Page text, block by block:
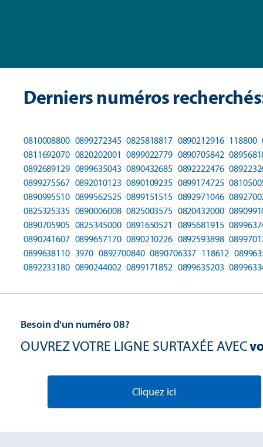
Derniers numéros
0810008800 0899272345 0825818817 0890212916 118800
0811692070 0820202001 0899022779 0890705842
0892689129 0899635043 0890432685 0892222476
0899275567 0892010123 0890109235 0899174725
0890995510 0899562525 0899151515 0892971046
0825325335 0890006008 0825003575 0820432000
0890705905 0825345000 0891650521 0895681915
0890241607 0899657170 0890210226 0892593898
0899638110 3970 0892700840 0890706337 118612
0892233180 0890244002 0899171852 0899635203
Besoin d'un numéro 08?
OUVREZ VOTRE LIGNE SURTAXÉE AVEC
Cliquez ici